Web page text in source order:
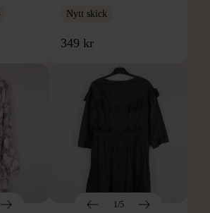
Nytt skick
349 kr
1/5